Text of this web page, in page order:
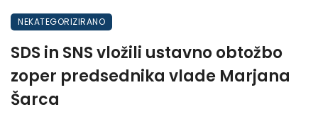
NEKATEGORIZIRANO
SDS in SNS vložili ustavno obtožbo
zoper predsednika vlade Marjana
Šarca